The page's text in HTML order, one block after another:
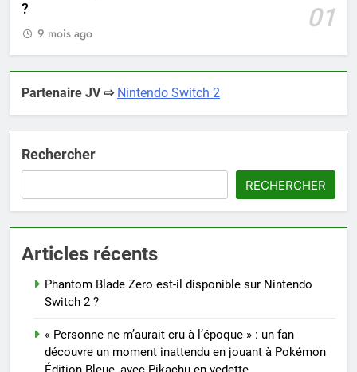
?
01
9 mois ago
Partenaire JV ⇨ Nintendo Switch 2
Rechercher
RECHERCHER
Articles récents
Phantom Blade Zero est-il disponible sur Nintendo
Switch 2 ?
« Personne ne m’aurait cru à l’époque » : un fan
découvre un moment inattendu en jouant à Pokémon